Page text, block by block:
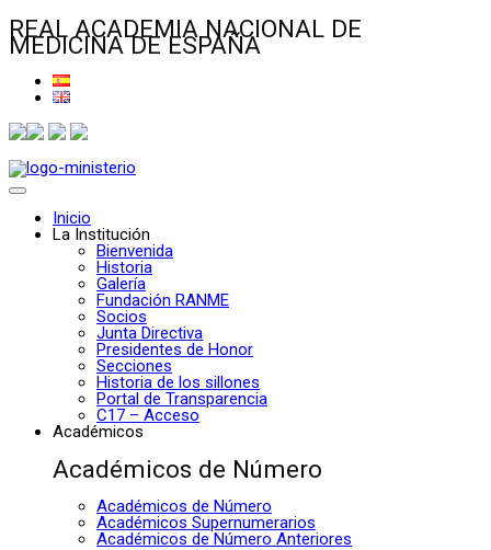
REAL ACADEMIA NACIONAL DE
MEDICINA DE ESPAÑA
Inicio
La Institución
Bienvenida
Historia
Galería
Fundación RANME
Socios
Junta Directiva
Presidentes de Honor
Secciones
Historia de los sillones
Portal de Transparencia
C17 – Acceso
Académicos
Académicos de Número
Académicos de Número
Académicos Supernumerarios
Académicos de Número Anteriores